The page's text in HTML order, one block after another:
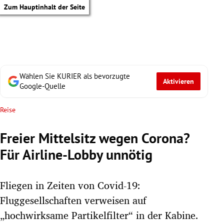
Zum Hauptinhalt der Seite
Untermenü
Wählen Sie KURIER als bevorzugte
Google-Quelle
Aktivieren
Reise
Freier Mittelsitz wegen Corona?
Für Airline-Lobby unnötig
Fliegen in Zeiten von Covid-19:
Fluggesellschaften verweisen auf
„hochwirksame Partikelfilter“ in der Kabine.